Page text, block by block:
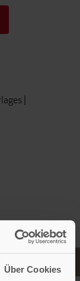
Über Cookies
|